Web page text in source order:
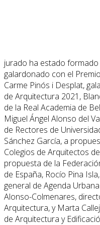
jurado ha estado
galardonado con el
Carme Pinós i Desplat,
de Arquitectura 2021,
de la Real Academia de
Miguel Ángel Alonso del
de Rectores de
Sánchez García, a
Colegios de Arquitectos
propuesta de la
de España, Rocío Pina
general de Agenda
Alonso-Colmenares,
Arquitectura, y Marta
de Arquitectura y